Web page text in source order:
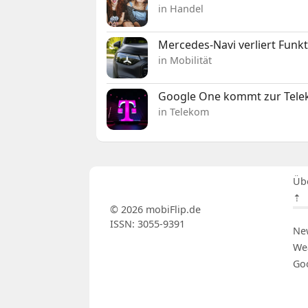
in Handel
Mercedes-Navi verliert
in Mobilität
Google One kommt zur
in Telekom
⇡
© 2026 mobiFlip.de
ISSN: 3055-9391